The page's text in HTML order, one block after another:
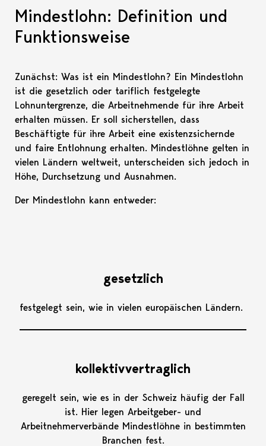
Mindestlohn: Definition und
Funktionsweise
Zunächst: Was ist ein Mindestlohn? Ein Mindestlohn
ist die gesetzlich oder tariflich festgelegte
Lohnuntergrenze, die Arbeitnehmende für ihre Arbeit
erhalten müssen. Er soll sicherstellen, dass
Beschäftigte für ihre Arbeit eine existenzsichernde
und faire Entlohnung erhalten. Mindestlöhne gelten in
vielen Ländern weltweit, unterscheiden sich jedoch in
Höhe, Durchsetzung und Ausnahmen.
Der Mindestlohn kann entweder:
gesetzlich
festgelegt sein, wie in vielen europäischen Ländern.
kollektivvertraglich
geregelt sein, wie es in der Schweiz häufig der Fall
ist. Hier legen Arbeitgeber- und
Arbeitnehmerverbände Mindestlöhne in bestimmten
Branchen fest.